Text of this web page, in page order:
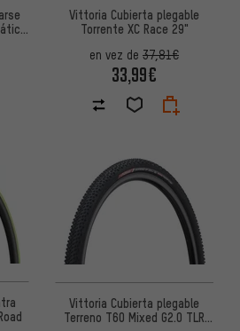
Vittoria Cubierta plegable
Torrente XC Race 29"
en vez de 37,81€
33,99€
Vittoria Cubierta plegable
Terreno T60 Mixed G2.0 TLR